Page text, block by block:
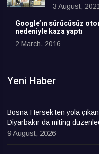
3 August,
Google’ın sürücüsüz
nedeniyle kaza yaptı
2 March, 2016
Yeni Haber
Bosna-Hersek’ten yola
Diyarbakır’da miting
9 August, 2026